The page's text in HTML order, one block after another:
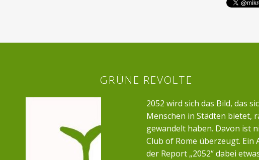
GRÜNE REVOLTE
2052 wird sich das Bild, das
Menschen in Städten bietet,
gewandelt haben. Davon ist
Club of Rome überzeugt. Ein
der Report „2052“ dabei